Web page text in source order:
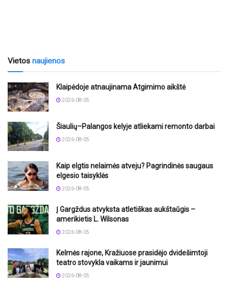
Vietos naujienos
Klaipėdoje atnaujinama Atgimimo aikštė
2026-08-05
Šiaulių–Palangos kelyje atliekami remonto darbai
2026-08-05
Kaip elgtis nelaimės atveju? Pagrindinės saugaus
elgesio taisyklės
2026-08-05
Į Gargždus atvyksta atletiškas aukštaūgis –
amerikietis L. Wilsonas
2026-08-05
Kelmės rajone, Kražiuose prasidėjo dvidešimtoji
teatro stovykla vaikams ir jaunimui
2026-08-05